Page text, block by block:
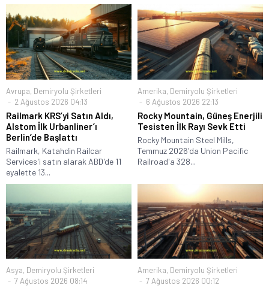
Avrupa, Demiryolu Şirketleri
2 Ağustos 2026 04:13
Railmark KRS’yi Satın Aldı,
Alstom İlk Urbanliner’ı
Berlin’de Başlattı
Railmark, Katahdin Railcar
Services'i satın alarak ABD'de 11
eyalette 13...
Amerika, Demiryolu Şirketleri
6 Ağustos 2026 22:13
Rocky Mountain, Güneş Enerjili
Tesisten İlk Rayı Sevk Etti
Rocky Mountain Steel Mills,
Temmuz 2026'da Union Pacific
Railroad'a 328...
Asya, Demiryolu Şirketleri
7 Ağustos 2026 08:14
Amerika, Demiryolu Şirketleri
7 Ağustos 2026 00:12